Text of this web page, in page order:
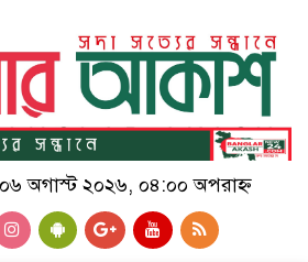
অগাস্ট ২০২৬, ০৪:০০ অপরাহ্ন